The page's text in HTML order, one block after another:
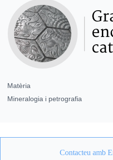
Matèria
Mineralogia i petrografia
Contacteu amb